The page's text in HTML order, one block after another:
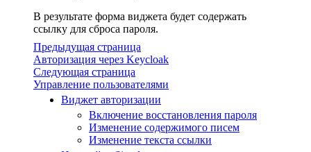
В результате форма виджета будет содержать
ссылку для сброса пароля.
Предыдущая страница
Авторизация через Keycloak
Следующая страница
Управление пользователями
Виджет авторизации
Включение восстановления пароля
Изменение содержимого писем
Изменение текста ссылки